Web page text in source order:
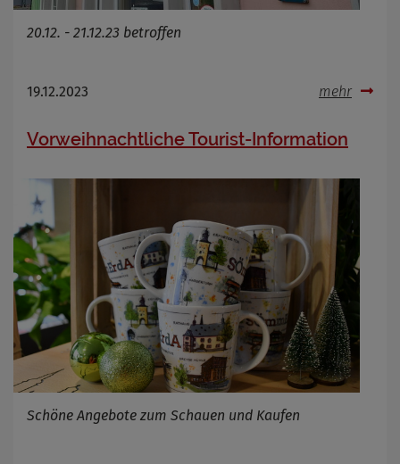
20.12. - 21.12.23 betroffen
19.12.2023 mehr
Vorweihnachtliche Tourist-Information
Schöne Angebote zum Schauen und Kaufen